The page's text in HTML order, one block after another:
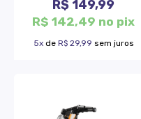
R$ 149,99
R$ 142,49 no pix
5xde R$ 29,99 sem juros